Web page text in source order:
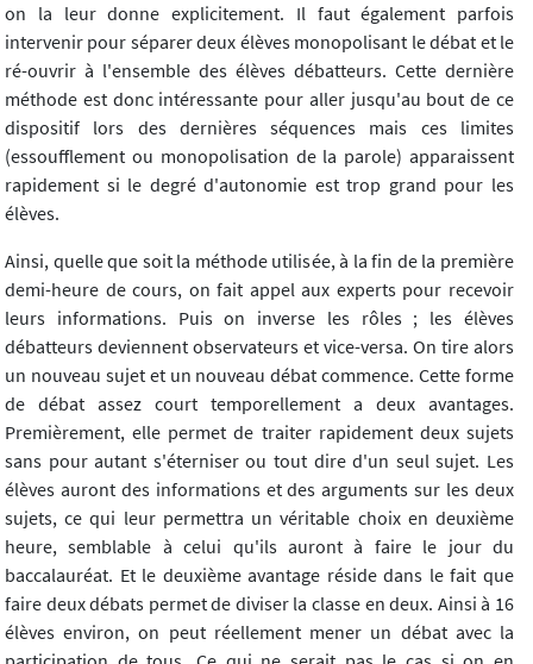
on la leur donne explicitement. Il faut également parfois
intervenir pour séparer deux élèves monopolisant le débat et le
ré-ouvrir à l'ensemble des élèves débatteurs. Cette dernière
méthode est donc intéressante pour aller jusqu'au bout de ce
dispositif lors des dernières séquences mais ces limites
(essoufflement ou monopolisation de la parole) apparaissent
rapidement si le degré d'autonomie est trop grand pour les
élèves.
Ainsi, quelle que soit la méthode utilisée, à la fin de la première
demi-heure de cours, on fait appel aux experts pour recevoir
leurs informations. Puis on inverse les rôles ; les élèves
débatteurs deviennent observateurs et vice-versa. On tire alors
un nouveau sujet et un nouveau débat commence. Cette forme
de débat assez court temporellement a deux avantages.
Premièrement, elle permet de traiter rapidement deux sujets
sans pour autant s'éterniser ou tout dire d'un seul sujet. Les
élèves auront des informations et des arguments sur les deux
sujets, ce qui leur permettra un véritable choix en deuxième
heure, semblable à celui qu'ils auront à faire le jour du
baccalauréat. Et le deuxième avantage réside dans le fait que
faire deux débats permet de diviser la classe en deux. Ainsi à 16
élèves environ, on peut réellement mener un débat avec la